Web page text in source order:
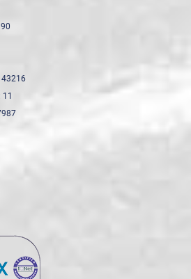
43216
11